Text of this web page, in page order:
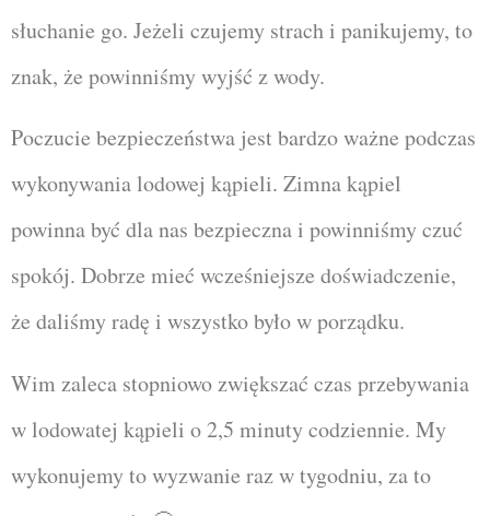
słuchanie go. Jeżeli czujemy strach i panikujemy, to
znak, że powinniśmy wyjść z wody.
Poczucie bezpieczeństwa jest bardzo ważne podczas
wykonywania lodowej kąpieli. Zimna kąpiel
powinna być dla nas bezpieczna i powinniśmy czuć
spokój. Dobrze mieć wcześniejsze doświadczenie,
że daliśmy radę i wszystko było w porządku.
Wim zaleca stopniowo zwiększać czas przebywania
w lodowatej kąpieli o 2,5 minuty codziennie. My
wykonujemy to wyzwanie raz w tygodniu, za to